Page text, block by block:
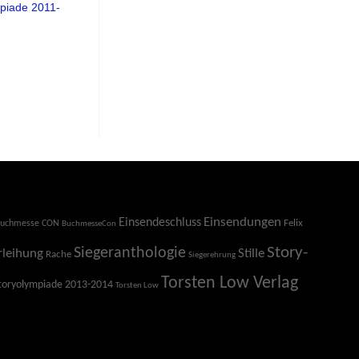
2011-
CON BuchmesseCon Einsendeschluss Einsendungen Felix
Rache Siegeranthologie Siegerehrung Stille Story-
2013-2014 Torsten Low Torsten Low Verlag